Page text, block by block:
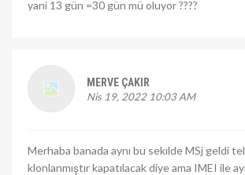
yani 13 gün =30 gün mü oluyor ????
MERVE ÇAKIR
Nis 19, 2022 10:03 AM
Merhaba banada aynı bu sekılde MSj geldi
klonlanmıştır kapatılacak diye ama IMEI ile